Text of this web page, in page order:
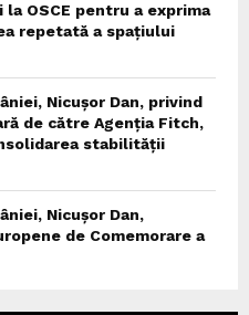
OSCE pentru a exprima
repetată a spațiului
Nicușor Dan, privind
de către Agenția Fitch,
stabilității
Nicușor Dan,
de Comemorare a